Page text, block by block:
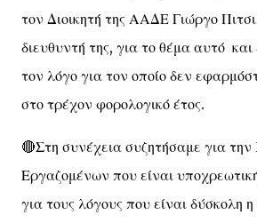
τον Διοικητή της ΑΑΔΕ Γιώργο
διευθυντή της, για το θέμα αυτό
τον λόγο για τον οποίο δεν
στο τρέχον φορολογικό έτος.
🔴Στη συνέχεια συζητήσαμε για
Εργαζομένων που είναι
για τους λόγους που είναι